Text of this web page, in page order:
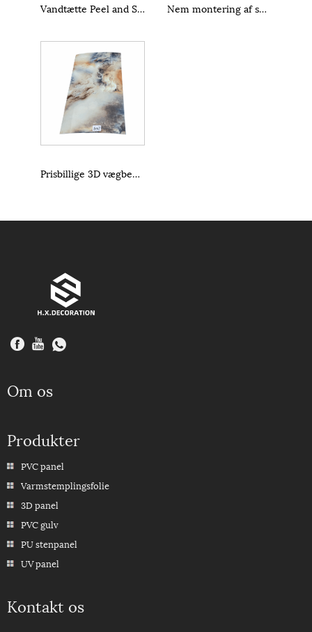
Vandtætte Peel and Stick gulvfliser vægklistermærker til boligindretning Nem montering af selvklæbende vinylplankegulve
Prisbillige 3D vægbeklædninger til boligrenovering
Om os
Produkter
PVC panel
Varmstemplingsfolie
3D panel
PVC gulv
PU stenpanel
UV panel
Kontakt os